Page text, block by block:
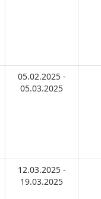
05.02.2025 -
05.03.2025
12.03.2025 -
19.03.2025